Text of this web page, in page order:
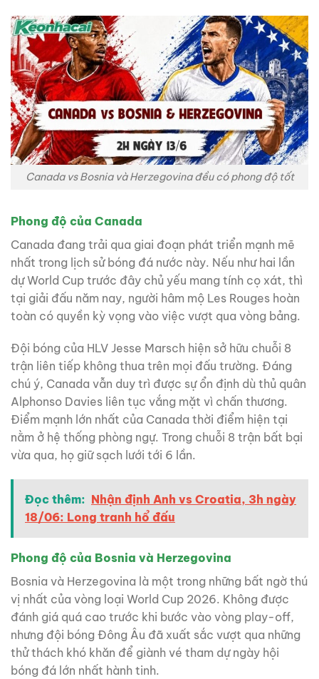
Canada vs Bosnia và Herzegovina đều có phong độ tốt
Phong độ của Canada
Canada đang trải qua giai đoạn phát triển mạnh mẽ
nhất trong lịch sử bóng đá nước này. Nếu như hai lần
dự World Cup trước đây chủ yếu mang tính cọ xát, thì
tại giải đấu năm nay, người hâm mộ Les Rouges hoàn
toàn có quyền kỳ vọng vào việc vượt qua vòng bảng.
Đội bóng của HLV Jesse Marsch hiện sở hữu chuỗi 8
trận liên tiếp không thua trên mọi đấu trường. Đáng
chú ý, Canada vẫn duy trì được sự ổn định dù thủ quân
Alphonso Davies liên tục vắng mặt vì chấn thương.
Điểm mạnh lớn nhất của Canada thời điểm hiện tại
nằm ở hệ thống phòng ngự. Trong chuỗi 8 trận bất bại
vừa qua, họ giữ sạch lưới tới 6 lần.
Đọc thêm: Nhận định Anh vs Croatia, 3h ngày
18/06: Long tranh hổ đấu
Phong độ của Bosnia và Herzegovina
Bosnia và Herzegovina là một trong những bất ngờ thú
vị nhất của vòng loại World Cup 2026. Không được
đánh giá quá cao trước khi bước vào vòng play-off,
nhưng đội bóng Đông Âu đã xuất sắc vượt qua những
thử thách khó khăn để giành vé tham dự ngày hội
bóng đá lớn nhất hành tinh.